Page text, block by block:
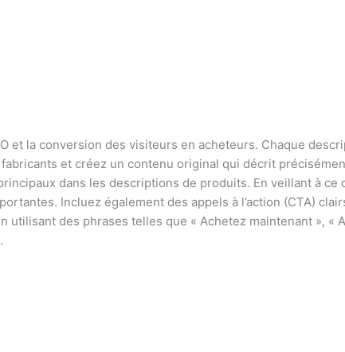
et la conversion des visiteurs en acheteurs. Chaque
et créez un contenu original qui décrit
dans les descriptions de produits. En veillant à ce
Incluez également des appels à l’action (CTA)
des phrases telles que « Achetez maintenant », «